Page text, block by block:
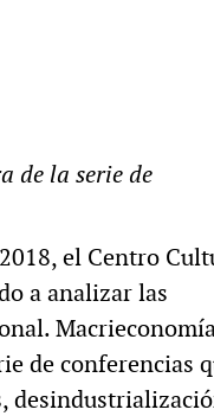
de la serie de
el Centro
a analizar las
de conferencias